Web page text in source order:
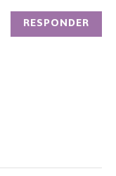
RESPONDER